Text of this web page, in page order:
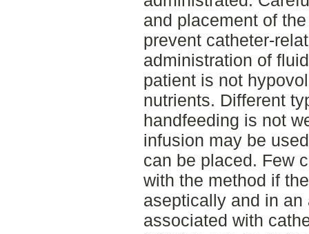
and placement of
prevent catheter-
administration of
patient is not
nutrients. Different
handfeeding is not
infusion may be
can be placed. Few
with the method if
aseptically and in an
associated with